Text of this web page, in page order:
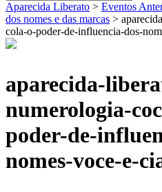
Aparecida Liberato > Eventos
dos nomes e das marcas >
cola-o-poder-de-influencia-dos-
aparecida-
numerologia-
poder-de-
nomes-voce-e-